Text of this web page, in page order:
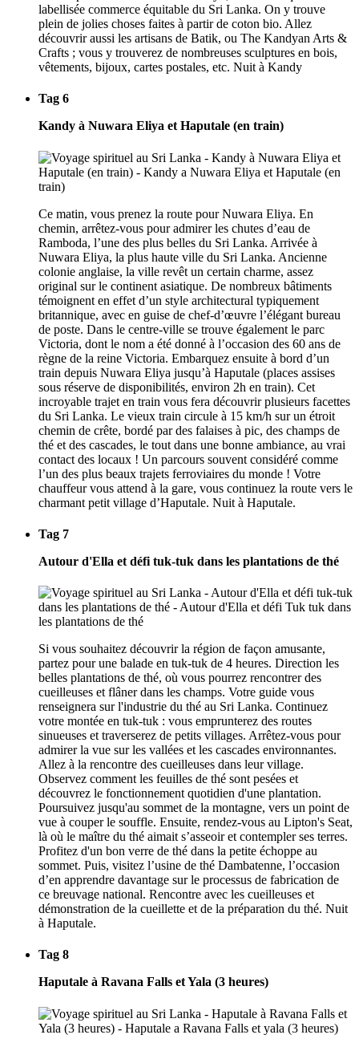
labellisée commerce équitable du Sri Lanka. On y trouve
plein de jolies choses faites à partir de coton bio. Allez
découvrir aussi les artisans de Batik, ou The Kandyan Arts &
Crafts ; vous y trouverez de nombreuses sculptures en bois,
vêtements, bijoux, cartes postales, etc. Nuit à Kandy
Tag 6
Kandy à Nuwara Eliya et Haputale (en train)
Ce matin, vous prenez la route pour Nuwara Eliya. En
chemin, arrêtez-vous pour admirer les chutes d’eau de
Ramboda, l’une des plus belles du Sri Lanka. Arrivée à
Nuwara Eliya, la plus haute ville du Sri Lanka. Ancienne
colonie anglaise, la ville revêt un certain charme, assez
original sur le continent asiatique. De nombreux bâtiments
témoignent en effet d’un style architectural typiquement
britannique, avec en guise de chef-d’œuvre l’élégant bureau
de poste. Dans le centre-ville se trouve également le parc
Victoria, dont le nom a été donné à l’occasion des 60 ans de
règne de la reine Victoria. Embarquez ensuite à bord d’un
train depuis Nuwara Eliya jusqu’à Haputale (places assises
sous réserve de disponibilités, environ 2h en train). Cet
incroyable trajet en train vous fera découvrir plusieurs facettes
du Sri Lanka. Le vieux train circule à 15 km/h sur un étroit
chemin de crête, bordé par des falaises à pic, des champs de
thé et des cascades, le tout dans une bonne ambiance, au vrai
contact des locaux ! Un parcours souvent considéré comme
l’un des plus beaux trajets ferroviaires du monde ! Votre
chauffeur vous attend à la gare, vous continuez la route vers le
charmant petit village d’Haputale. Nuit à Haputale.
Tag 7
Autour d'Ella et défi tuk-tuk dans les plantations de thé
Si vous souhaitez découvrir la région de façon amusante,
partez pour une balade en tuk-tuk de 4 heures. Direction les
belles plantations de thé, où vous pourrez rencontrer des
cueilleuses et flâner dans les champs. Votre guide vous
renseignera sur l'industrie du thé au Sri Lanka. Continuez
votre montée en tuk-tuk : vous emprunterez des routes
sinueuses et traverserez de petits villages. Arrêtez-vous pour
admirer la vue sur les vallées et les cascades environnantes.
Allez à la rencontre des cueilleuses dans leur village.
Observez comment les feuilles de thé sont pesées et
découvrez le fonctionnement quotidien d'une plantation.
Poursuivez jusqu'au sommet de la montagne, vers un point de
vue à couper le souffle. Ensuite, rendez-vous au Lipton's Seat,
là où le maître du thé aimait s’asseoir et contempler ses terres.
Profitez d'un bon verre de thé dans la petite échoppe au
sommet. Puis, visitez l’usine de thé Dambatenne, l’occasion
d’en apprendre davantage sur le processus de fabrication de
ce breuvage national. Rencontre avec les cueilleuses et
démonstration de la cueillette et de la préparation du thé. Nuit
à Haputale.
Tag 8
Haputale à Ravana Falls et Yala (3 heures)